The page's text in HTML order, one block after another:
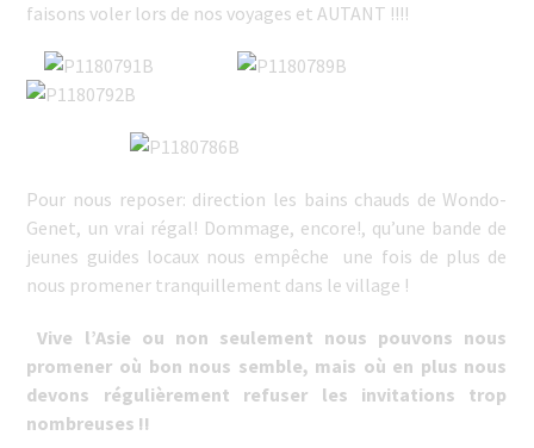
faisons voler lors de nos voyages et AUTANT !!!!
Pour nous reposer: direction les bains chauds de Wondo-
Genet, un vrai régal! Dommage, encore!, qu’une bande de
jeunes guides locaux nous empêche une fois de plus de
nous promener tranquillement dans le village !
Vive l’Asie ou non seulement nous pouvons nous
promener où bon nous semble, mais où en plus nous
devons régulièrement refuser les invitations trop
nombreuses !!